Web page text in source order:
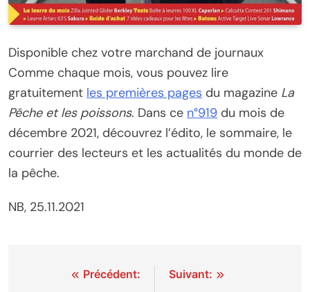
Disponible chez votre marchand de journaux
Comme chaque mois, vous pouvez lire
gratuitement les premières pages du magazine La
Pêche et les poissons. Dans ce n°919 du mois de
décembre 2021, découvrez l’édito, le sommaire, le
courrier des lecteurs et les actualités du monde de
la pêche.
NB, 25.11.2021
NavigationPrécédent:
Suivant: